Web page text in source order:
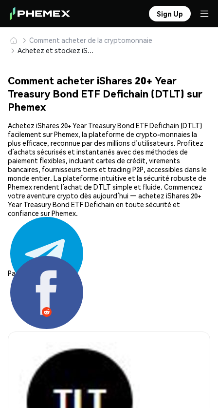
Sign Up
Comment acheter de la cryptomonnaie
Achetez et stockez iShares 20+ Year Treasury Bond ETF Defichain (DTLT) en toute sécurité
Comment acheter iShares 20+ Year
Treasury Bond ETF Defichain (DTLT) sur
Phemex
Achetez iShares 20+ Year Treasury Bond ETF Defichain (DTLT)
facilement sur Phemex, la plateforme de crypto-monnaies la
plus efficace, reconnue par des millions d’utilisateurs. Profitez
d’achats sécurisés et instantanés avec des méthodes de
paiement flexibles, incluant cartes de crédit, virements
bancaires, fournisseurs tiers et trading P2P, accessibles dans le
monde entier. La plateforme intuitive et la sécurité robuste de
Phemex rendent l’achat de DTLT simple et fluide. Commencez
votre aventure crypto dès aujourd’hui — achetez iShares 20+
Year Treasury Bond ETF Defichain en toute sécurité et
confiance sur Phemex.
Partager: